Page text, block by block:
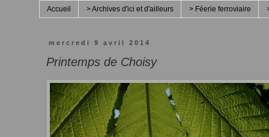
Accueil > Archives d'ici et d'ailleurs > Féerie ferroviaire
mercredi 9 avril 2014
Printemps de Choisy